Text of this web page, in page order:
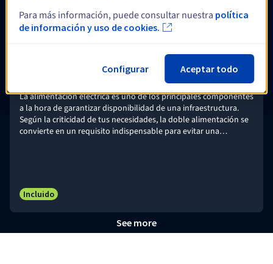
Opcional
Doble fuente de alimentación (2xPSU)
La alimentación eléctrica es uno de los principales componentes
a la hora de garantizar disponibilidad de una infraestructura.
Según la criticidad de tus necesidades, la doble alimentación se
convierte en un requisito indispensable para evitar una
Incluido
See more
Para más información, puede consultar nuestra política
de información y uso de cookies.
Configurar Aceptar todo